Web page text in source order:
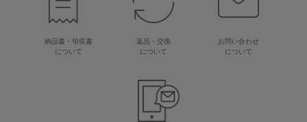
納品書・領収書
について
返品・交換
について
お問い合わせ
について